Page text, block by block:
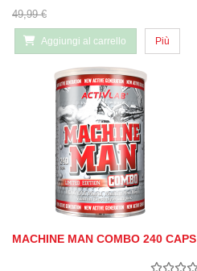
49,99 €
Aggiungi al carrello Più
MACHINE MAN COMBO 240 CAPS